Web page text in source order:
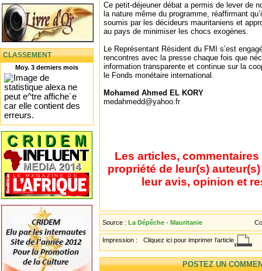
CLASSEMENT
Moy. 3 derniers mois
Ce petit-déjeuner débat a permis de lever de
la nature même du programme, réaffirmant
soumis par les décideurs mauritaniens et
au pays de minimiser les chocs exogènes.
Le Représentant Résident du FMI s’est
rencontres avec la presse chaque fois que
information transparente et continue sur la
le Fonds monétaire international.
Mohamed Ahmed EL KORY
medahmedd@yahoo.fr
Les articles,
propriété de leur(s)
leur avis, opinion et
Source : La Dépêche - Mauritanie
Impression : Cliquez ici pour imprimer l'article
POSTEZ UN